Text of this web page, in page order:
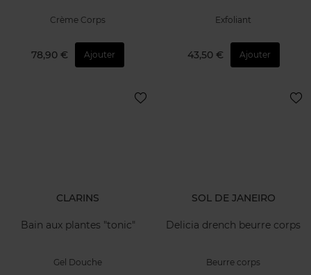
Crème Corps
78,90 € Ajouter
Exfoliant
43,50 € Ajouter
CLARINS
Bain aux plantes "tonic"
Gel Douche
SOL DE JANEIRO
Delicia drench beurre corps
Beurre corps